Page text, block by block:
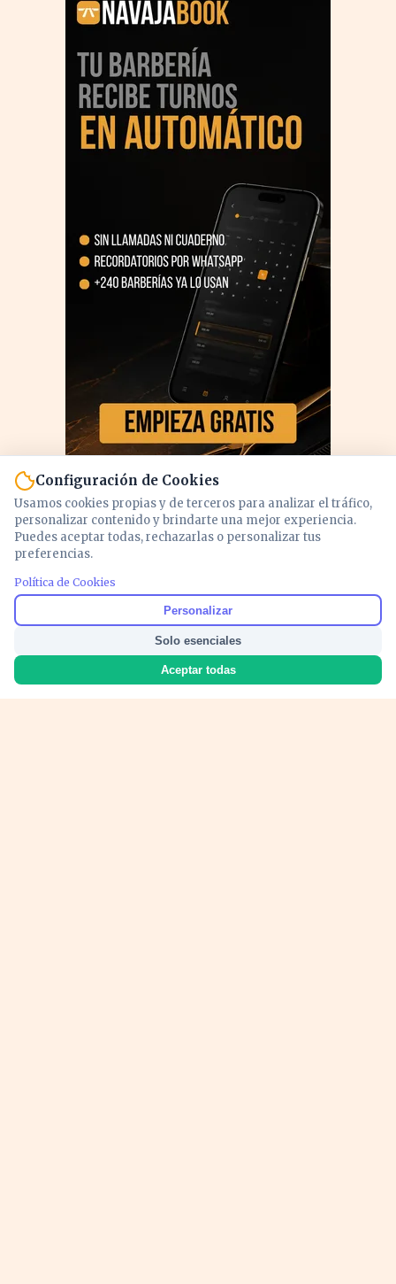
Configuración de Cookies
Usamos cookies propias y de terceros para analizar el tráfico,
personalizar contenido y brindarte una mejor experiencia.
Puedes aceptar todas, rechazarlas o personalizar tus
preferencias.
Política de Cookies
Personalizar
Solo esenciales
Aceptar todas